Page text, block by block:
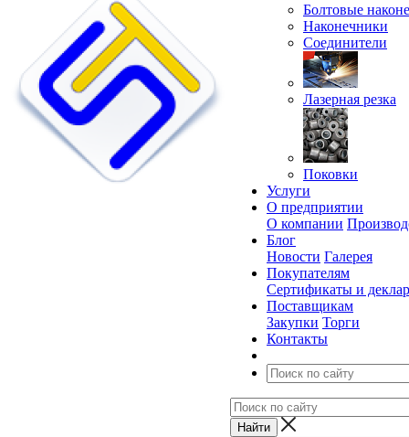
Болтовые
Наконечники
Соединители
Лазерная резка
Поковки
Услуги
О предприятии
О компании
Блог
Новости Галерея
Покупателям
Сертификаты и
Поставщикам
Закупки Торги
Контакты